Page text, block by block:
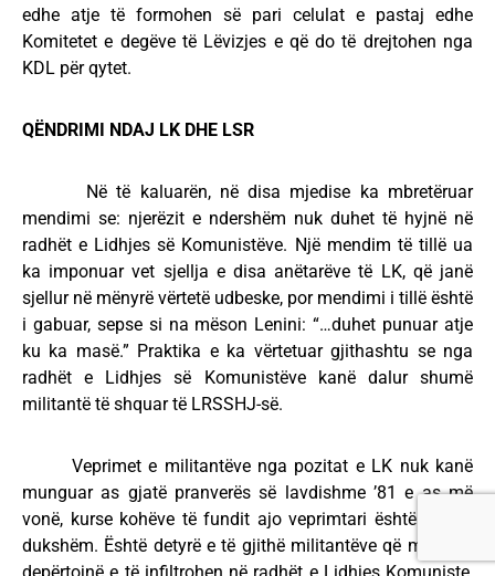
edhe atje të formohen së pari celulat e pastaj edhe
Komitetet e degëve të Lëvizjes e që do të drejtohen nga
KDL për qytet.
QËNDRIMI NDAJ LK DHE LSR
Në të kaluarën, në disa mjedise ka mbretëruar
mendimi se: njerëzit e ndershëm nuk duhet të hyjnë në
radhët e Lidhjes së Komunistëve. Një mendim të tillë ua
ka imponuar vet sjellja e disa anëtarëve të LK, që janë
sjellur në mënyrë vërtetë udbeske, por mendimi i tillë është
i gabuar, sepse si na mëson Lenini: “…duhet punuar atje
ku ka masë.” Praktika e ka vërtetuar gjithashtu se nga
radhët e Lidhjes së Komunistëve kanë dalur shumë
militantë të shquar të LRSSHJ-së.
Veprimet e militantëve nga pozitat e LK nuk kanë
munguar as gjatë pranverës së lavdishme ’81 e as më
vonë, kurse kohëve të fundit ajo veprimtari është shtuar
dukshëm. Është detyrë e të gjithë militantëve që mund të
depërtojnë e të infiltrohen në radhët e Lidhjes Komuniste,